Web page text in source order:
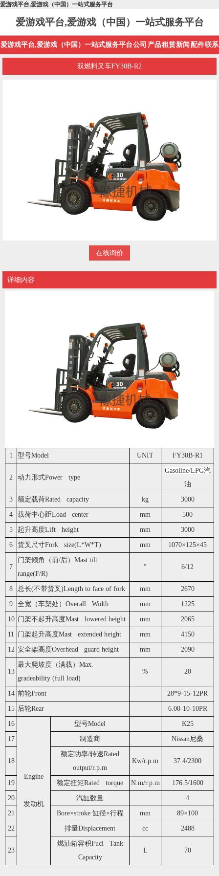
爱游戏平台,爱游戏（中国）一站式服务平台
爱游戏平台,爱游戏（中国）一站式服务平台
爱游戏平台,爱游戏（中国）一站式服务平台公司 产品租赁新闻 配件联系
双燃料叉车FY30B-R2
在线询价
详细内容
1 型号Model UNIT FY30B-R1
2 动力形式Power type
Gasoline/LPG汽
油
3 额定载荷Rated capacity kg 3000
4 载荷中心距Load center mm 500
5 起升高度Lift height mm 3000
6 货叉尺寸Fork size(L*W*T) mm 1070×125×45
7
门架倾角（前/后）Mast tilt
range(F/R)
° 6/12
8 总长(不带货叉)Length to face of fork mm 2670
9 全宽（车架处）Overall Width mm 1225
10 门架不起升高度Mast lowered height mm 2065
11 门架起升高度Mast extended height mm 4150
12 安全架高度Overhead guard height mm 2090
13
最大爬坡度（满载）Max.
gradeability (full load)
% 20
14 前轮Front 28*9-15-12PR
15 后轮Rear 6.00-10-10PR
16
Engine
发动机
型号Model K25
17 制造商 Nissan尼桑
18
额定功率/转速Rated
output/r.p.m
Kw/r.p.m 37.4/2300
19 额定扭矩Rated torque N.m/r.p.m 176.5/1600
20 汽缸数量 4
21 Bore×stroke 缸径×行程 mm 89×100
22 排量Displacement cc 2488
23
燃油箱容积Fucl Tank
Capacity
L 70